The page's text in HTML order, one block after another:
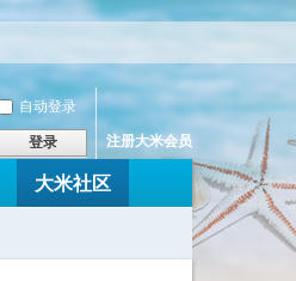
自动登录
登录 注册大米会员
大米社区